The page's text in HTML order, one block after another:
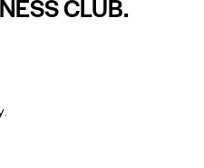
CLUB.